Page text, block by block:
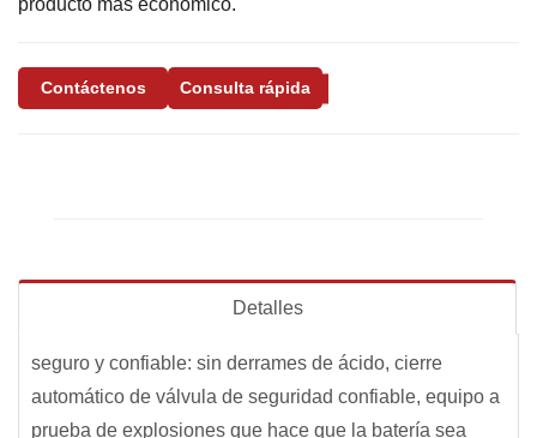
producto más económico.
Contáctenos Consulta rápida
Detalles
seguro y confiable: sin derrames de ácido, cierre
automático de válvula de seguridad confiable, equipo a
prueba de explosiones que hace que la batería sea